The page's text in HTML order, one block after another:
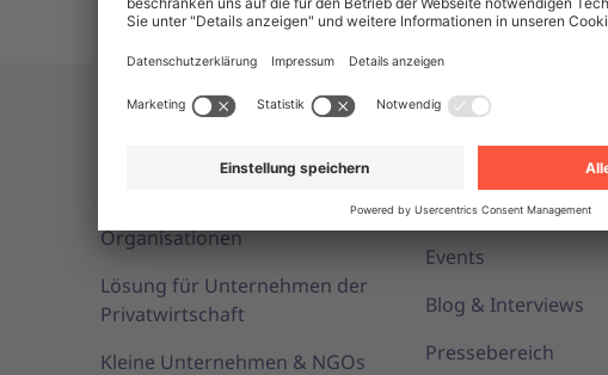
Lösungen und Produkte
Organisationen
Lösung für Unternehmen der
Privatwirtschaft
Kleine Unternehmen & NGOs
Newsroom Übersicht
Events
Blog & Interviews
Pressebereich